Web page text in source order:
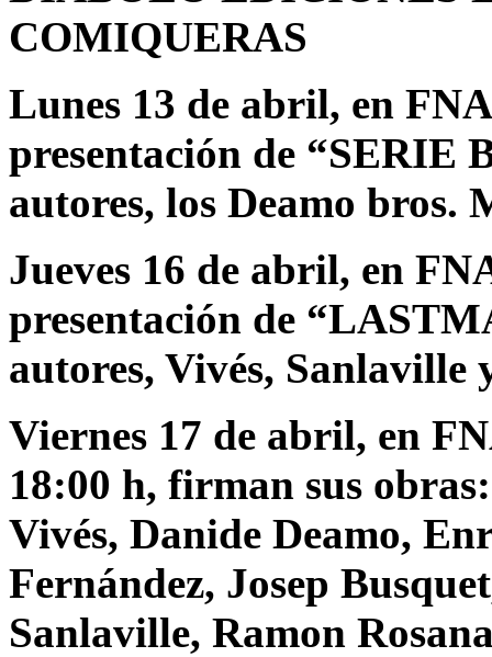
COMIQUERAS
Lunes 13 de abril, en
presentación de “SERIE
autores, los Deamo bros.
Jueves 16 de abril, en
presentación de
autores, Vivés,
Viernes 17 de abril, en
18:00 h, firman sus
Vivés, Danide Deamo,
Fernández, Josep
Sanlaville, Ramon